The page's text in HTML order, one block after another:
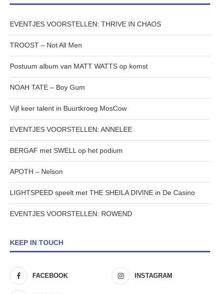
EVENTJES VOORSTELLEN: THRIVE IN CHAOS
TROOST – Not All Men
Postuum album van MATT WATTS op komst
NOAH TATE – Boy Gum
Vijf keer talent in Buurtkroeg MosCow
EVENTJES VOORSTELLEN: ANNELEE
BERGAF met SWELL op het podium
APOTH – Nelson
LIGHTSPEED speelt met THE SHEILA DIVINE in De Casino
EVENTJES VOORSTELLEN: ROWEND
KEEP IN TOUCH
FACEBOOK INSTAGRAM